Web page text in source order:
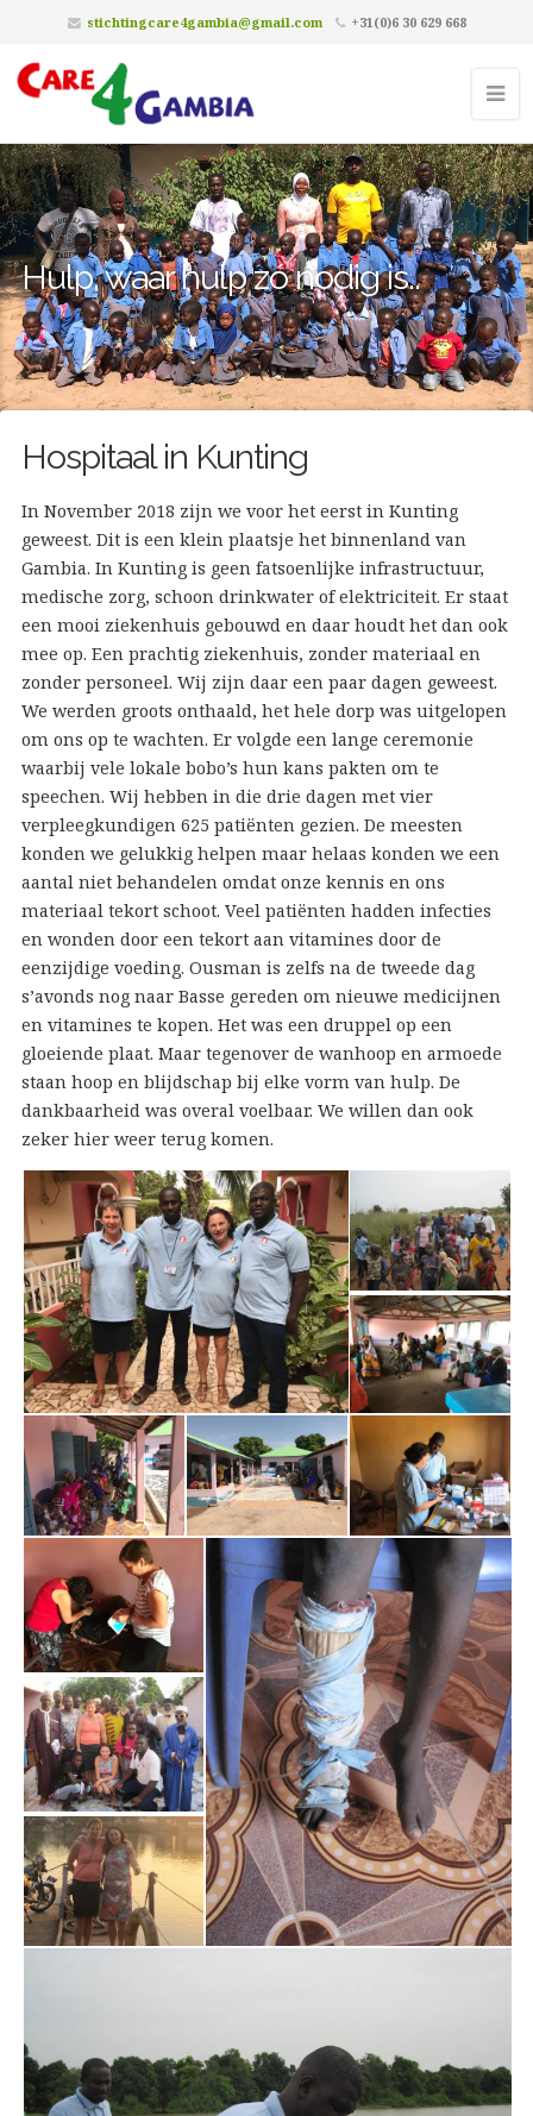
stichtingcare4gambia@gmail.com +31(0)6 30 629 668
Hulp, waar hulp zó nodig is..
Hospitaal in Kunting
In November 2018 zijn we voor het eerst in Kunting
geweest. Dit is een klein plaatsje het binnenland van
Gambia. In Kunting is geen fatsoenlijke infrastructuur,
medische zorg, schoon drinkwater of elektriciteit. Er staat
een mooi ziekenhuis gebouwd en daar houdt het dan ook
mee op. Een prachtig ziekenhuis, zonder materiaal en
zonder personeel. Wij zijn daar een paar dagen geweest.
We werden groots onthaald, het hele dorp was uitgelopen
om ons op te wachten. Er volgde een lange ceremonie
waarbij vele lokale bobo’s hun kans pakten om te
speechen. Wij hebben in die drie dagen met vier
verpleegkundigen 625 patiënten gezien. De meesten
konden we gelukkig helpen maar helaas konden we een
aantal niet behandelen omdat onze kennis en ons
materiaal tekort schoot. Veel patiënten hadden infecties
en wonden door een tekort aan vitamines door de
eenzijdige voeding. Ousman is zelfs na de tweede dag
s’avonds nog naar Basse gereden om nieuwe medicijnen
en vitamines te kopen. Het was een druppel op een
gloeiende plaat. Maar tegenover de wanhoop en armoede
staan hoop en blijdschap bij elke vorm van hulp. De
dankbaarheid was overal voelbaar. We willen dan ook
zeker hier weer terug komen.